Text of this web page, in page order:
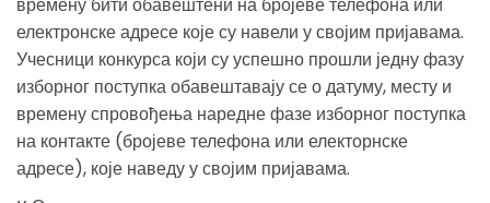
електронске адресе које су навели у својим пријавама.
Учесници конкурса који су успешно прошли једну фазу
изборног поступка обавештавају се о датуму, месту и
времену спровођења наредне фазе изборног поступка
на контакте (бројеве телефона или електорнске
адресе), које наведу у својим пријавама.